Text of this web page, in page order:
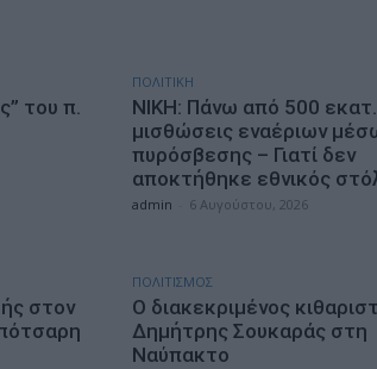
του π.
ΠΟΛΙΤΙΚΗ
ΝΙΚΗ: Πάνω από 500
μισθώσεις εναέριων
πυρόσβεσης – Γιατί δεν
αποκτήθηκε εθνικός
admin 6 Αυγούστου, 2026
στον
ΠΟΛΙΤΙΣΜΟΣ
Ο διακεκριμένος
Δημήτρης Σουκαράς στη
Ναύπακτο